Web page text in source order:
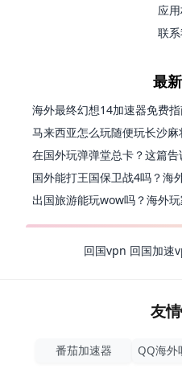
应
联
最
回国vpn 回国加速
友
番茄加速器 QQ海外